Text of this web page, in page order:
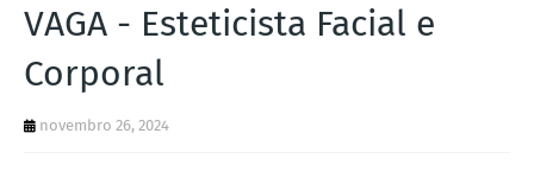
G
A
VAGA - Esteticista Facial e
Corporal
novembro 26, 2024